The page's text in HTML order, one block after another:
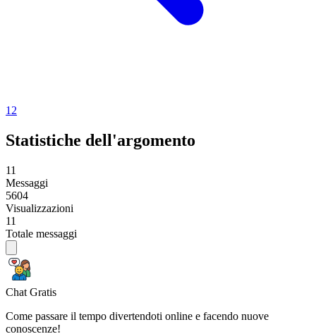
1 2
Statistiche dell'argomento
11
Messaggi
5604
Visualizzazioni
11
Totale messaggi
Chat Gratis
Come passare il tempo divertendoti online e facendo nuove
conoscenze!